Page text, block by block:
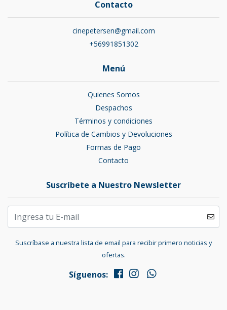
Contacto
cinepetersen@gmail.com
+56991851302
Menú
Quienes Somos
Despachos
Términos y condiciones
Política de Cambios y Devoluciones
Formas de Pago
Contacto
Suscríbete a Nuestro Newsletter
Suscríbase a nuestra lista de email para recibir primero noticias y
ofertas.
Síguenos: